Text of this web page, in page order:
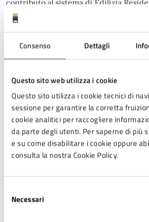
Consenso Dettagli
Questo sito web utilizza i cookie
Questo sito utilizza i cookie tecnici di
sessione per garantire la corretta
cookie analitici per raccogliere
da parte degli utenti. Per saperne di più
e su come disabilitare i cookie oppure
consulta la nostra Cookie Policy.
delNecessari
contributo al sistema di Edilizia
(ERS) attraverso una monetizzazione
euro, destinati alla realizzazione di
Tutti questi elementi saranno illustrati
dicembre, alle ore 16:30, a Villa
interverranno l’Assessora alla
urbanistica e rigenerazione urbana
Dirigente comunale del settore
Paola Sabbatini, Raffaella Sacchetti,
comunale del Procedimento. La
della Comunicazione e